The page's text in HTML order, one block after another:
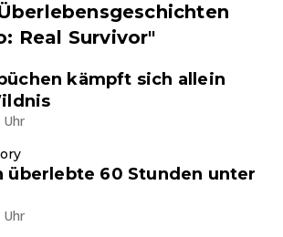
Real Survivor"
kämpft sich allein
Uhr
überlebte 60 Stunden unter
Uhr